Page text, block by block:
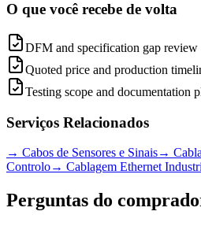
O que você recebe de volta
DFM and specification gap review
Quoted price and production
Testing scope and documentation
Serviços Relacionados
→ Cabos de Sensores e Sinais→
Controlo→ Cablagem Ethernet
Perguntas do